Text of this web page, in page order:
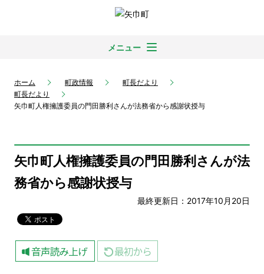
メニュー
ホーム 町政情報
町長だより
町長だより
矢巾町人権擁護委員の門田勝利さんが法務省から感謝状授与
矢巾町人権擁護委員の門田勝利さんが法
務省から感謝状授与
最終更新日：2017年10月20日